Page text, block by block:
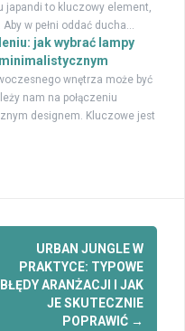
japandi to kluczowy element,
w pełni oddać ducha...
jak wybrać lampy
wnętrza może być
nam na połączeniu
designem. Kluczowe jest
URBAN JUNGLE W
PRAKTYCE: TYPOWE
BŁĘDY ARANŻACJI I JAK
JE SKUTECZNIE
POPRAWIĆ →